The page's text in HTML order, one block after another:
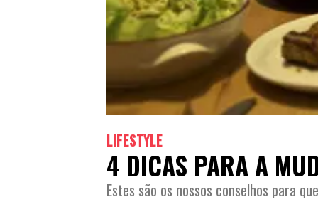
LIFESTYLE
4 DICAS PARA A
Estes são os nossos conselhos para